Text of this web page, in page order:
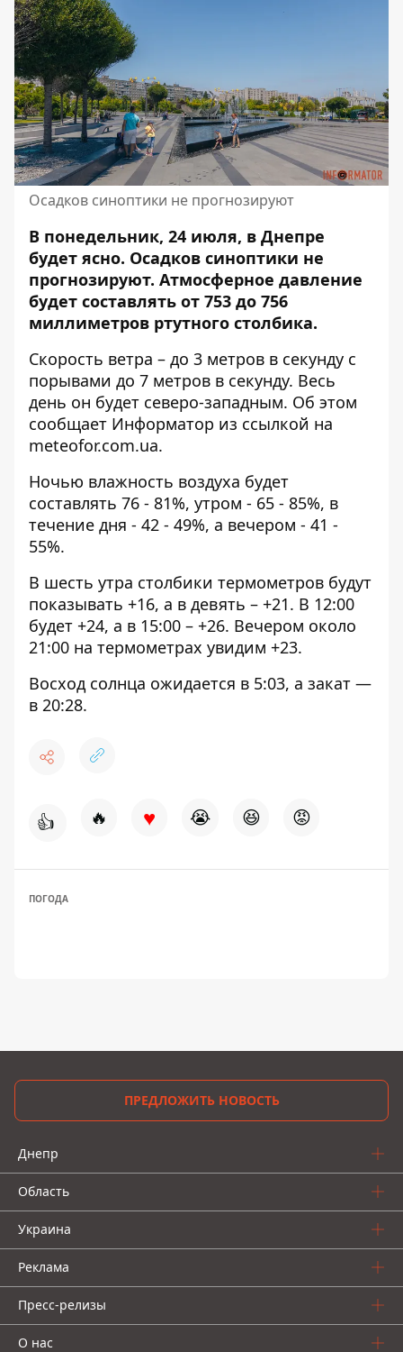
Осадков синоптики не прогнозируют
В понедельник, 24 июля, в Днепре
будет ясно. Осадков синоптики не
прогнозируют. Атмосферное давление
будет составлять от 753 до 756
миллиметров ртутного столбика.
Скорость ветра – до 3 метров в секунду с
порывами до 7 метров в секунду. Весь
день он будет северо-западным. Об этом
сообщает Информатор из ссылкой на
meteofor.com.ua.
Ночью влажность воздуха будет
составлять 76 - 81%, утром - 65 - 85%, в
течение дня - 42 - 49%, а вечером - 41 -
55%.
В шесть утра столбики термометров будут
показывать +16, а в девять – +21. В 12:00
будет +24, а в 15:00 – +26. Вечером около
21:00 на термометрах увидим +23.
Восход солнца ожидается в 5:03, а закат —
в 20:28.
👍 🔥 ♥ 😭 😆 😡
ПОГОДА
ПРЕДЛОЖИТЬ НОВОСТЬ
Днепр
Область
Украина
Реклама
Пресс-релизы
О нас